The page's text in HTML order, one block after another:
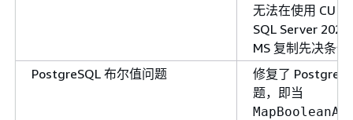
无法在使用
SQL Server
MS 复制先决条
PostgreSQL 布尔值问题
修复了
题，即当